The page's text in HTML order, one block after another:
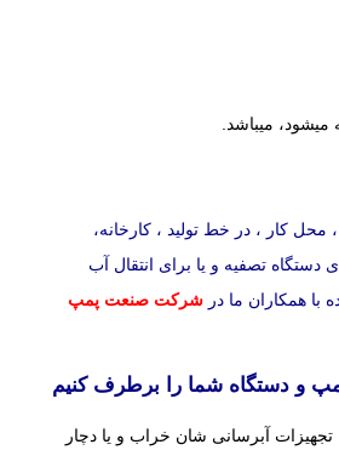
میباشد.
کار ، در خط تولید ، کارخانه،
تصفیه و یا برای انتقال آب
با همکاران ما درشرکت صنعت پمپ
پمپ و دستگاه شما را برطرف کنیم
آبرسانی شان خراب و یا دچار